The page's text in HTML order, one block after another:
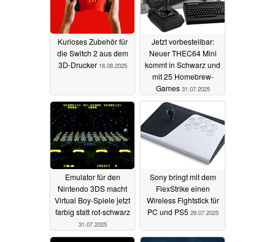
Kurioses Zubehör für
die Switch 2 aus dem
3D-Drucker 18.08.2025
Jetzt vorbestellbar:
Neuer THEC64 Mini
kommt in Schwarz und
mit 25 Homebrew-
Games 31.07.2025
Emulator für den
Nintendo 3DS macht
Virtual Boy-Spiele jetzt
farbig statt rot-schwarz
31.07.2025
Sony bringt mit dem
FlexStrike einen
Wireless Fightstick für
PC und PS5 29.07.2025